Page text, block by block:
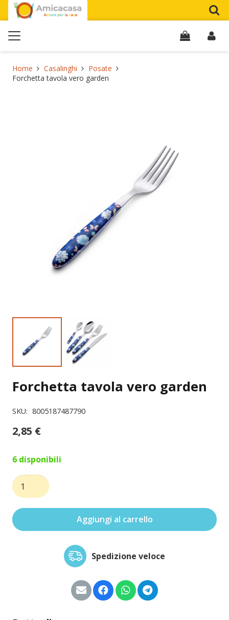
Home Casalinghi
Posate
Forchetta tavola vero garden
Forchetta tavola vero garden
SKU: 8005187487790
2,85 €
6 disponibili
Forchetta
tavola
vero
garden
Aggiungi al carrello
Spedizione veloce